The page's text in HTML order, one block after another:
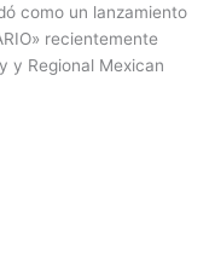
como un lanzamiento
recientemente
y Regional Mexican